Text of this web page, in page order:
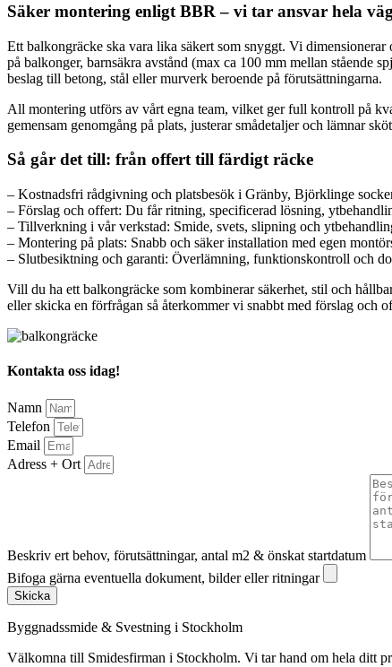
Säker montering enligt BBR – vi tar ansvar hela
Ett balkongräcke ska vara lika säkert som snyggt. Vi
på balkonger, barnsäkra avstånd (max ca 100 mm mellan stående
beslag till betong, stål eller murverk beroende på förutsättningarna.
All montering utförs av vårt egna team, vilket ger full kontroll på
gemensam genomgång på plats, justerar smådetaljer och lämnar
Så går det till: från offert till färdigt räcke
– Kostnadsfri rådgivning och platsbesök i Gränby, Björklinge
– Förslag och offert: Du får ritning, specificerad lösning,
– Tillverkning i vår verkstad: Smide, svets, slipning och
– Montering på plats: Snabb och säker installation med egen
– Slutbesiktning och garanti: Överlämning, funktionskontroll och
Vill du ha ett balkongräcke som kombinerar säkerhet, stil och
eller skicka en förfrågan så återkommer vi snabbt med förslag och
Kontakta oss idag!
Namn
Telefon
Email
Adress + Ort
Beskriv ert behov, förutsättningar, antal m2 & önskat startdatum
Bifoga gärna eventuella dokument, bilder eller ritningar
Skicka
Byggnadssmide & Svestning i Stockholm
Välkomna till Smidesfirman i Stockholm. Vi tar hand om hela ditt